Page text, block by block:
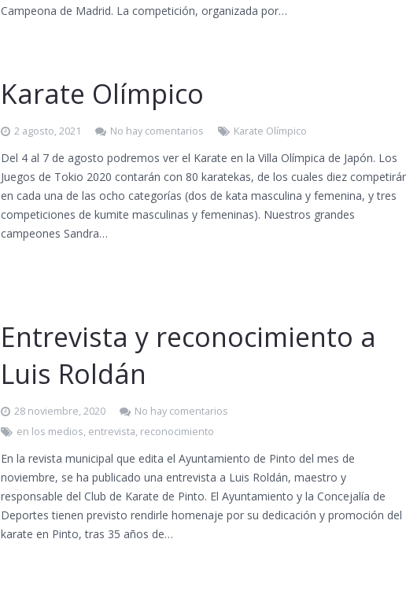
Campeona de Madrid. La competición, organizada por…
Karate Olímpico
2 agosto, 2021 No hay comentarios Karate Olímpico
Del 4 al 7 de agosto podremos ver el Karate en la Villa Olímpica de Japón. Los
Juegos de Tokio 2020 contarán con 80 karatekas, de los cuales diez
en cada una de las ocho categorías (dos de kata masculina y femenina, y tres
competiciones de kumite masculinas y femeninas). Nuestros grandes
campeones Sandra…
Entrevista y reconocimiento a
Luis Roldán
28 noviembre, 2020
No hay comentarios
en los medios, entrevista, reconocimiento
En la revista municipal que edita el Ayuntamiento de Pinto del mes de
noviembre, se ha publicado una entrevista a Luis Roldán, maestro y
responsable del Club de Karate de Pinto. El Ayuntamiento y la Concejalía de
Deportes tienen previsto rendirle homenaje por su dedicación y promoción del
karate en Pinto, tras 35 años de…